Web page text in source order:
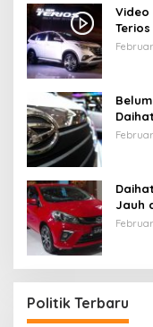
Video
Terios
Jauh
Politik Terbaru